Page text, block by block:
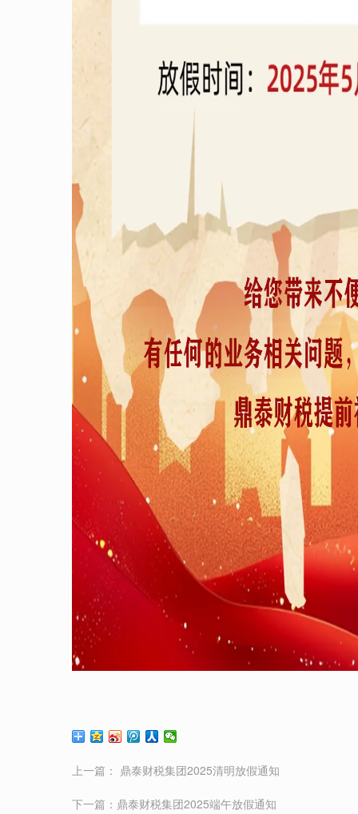
上一篇： 鼎泰财税集团2025清明放假通知
下一篇： 鼎泰财税集团2025端午放假通知